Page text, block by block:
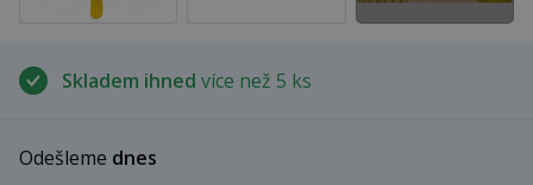
Skladem ihned více než 5 ks
Odešleme dnes